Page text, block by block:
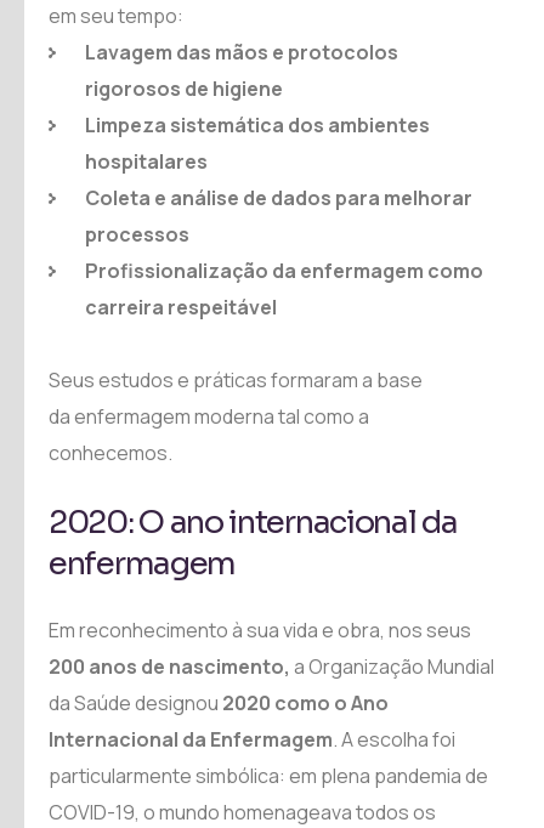
em seu tempo:
Lavagem das mãos e protocolos
rigorosos de higiene
Limpeza sistemática dos ambientes
hospitalares
Coleta e análise de dados para melhorar
processos
Profissionalização da enfermagem como
carreira respeitável
Seus estudos e práticas formaram a base
da enfermagem moderna tal como a
conhecemos.
2020: O ano internacional da
enfermagem
Em reconhecimento à sua vida e obra, nos seus
200 anos de nascimento, a Organização Mundial
da Saúde designou 2020 como o Ano
Internacional da Enfermagem. A escolha foi
particularmente simbólica: em plena pandemia de
COVID-19, o mundo homenageava todos os